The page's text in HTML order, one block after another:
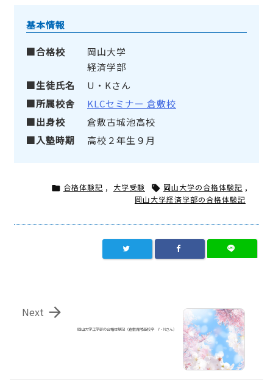
基本情報
合格校
岡山大学
経済学部
生徒氏名
U・Kさん
所属校舎
KLCセミナー 倉敷校
出身校
倉敷古城池高校
入塾時期
高校２年生９月
 合格体験記 , 大学受験  岡山大学の合格体験記 ,
岡山大学経済学部の合格体験記
岡山大学工学部の合格体験記（倉敷青陵高校卒 Y・Nさん）

Next